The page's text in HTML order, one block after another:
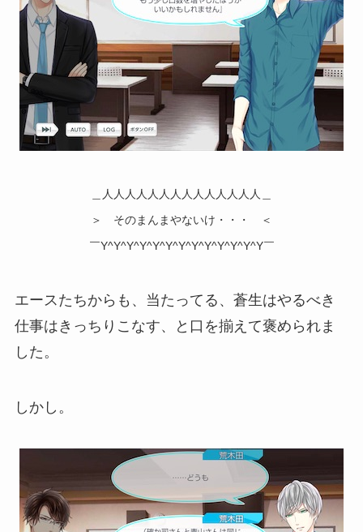
＿人人人人人人人人人人人人人人＿
＞ そのまんまやないけ・・・ ＜
￣Y^Y^Y^Y^Y^Y^Y^Y^Y^Y^Y^Y^Y￣
エースたちからも、当たってる、蒼生はやるべき
仕事はきっちりこなす、と口を揃えて褒められま
した。
しかし。